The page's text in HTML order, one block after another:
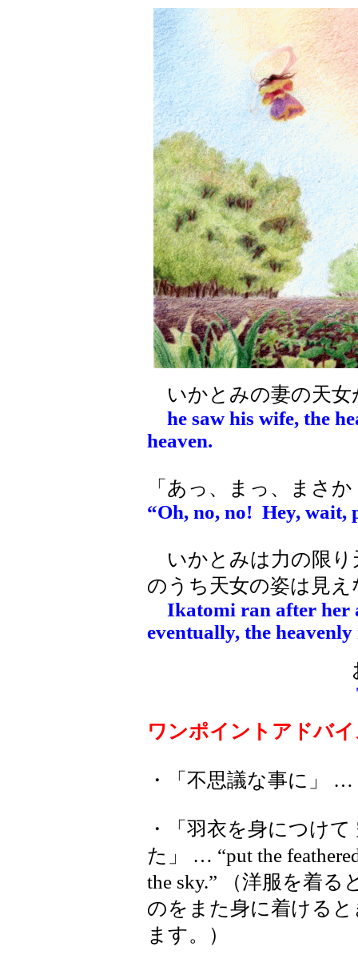
いかとみの妻の天女
he saw his wife, the
heaven.
「あっ、まっ、まさ
“Oh, no, no! Hey, wait,
いかとみは力の限り
のうち天女の姿は見
Ikatomi ran after her
eventually, the heavenly
ワンポイントアドバ
・「不思議な事に」 …
・「羽衣を身につけ
た」 … “put the
the sky.” （洋服を着
のをまた身に着ける
ます。）